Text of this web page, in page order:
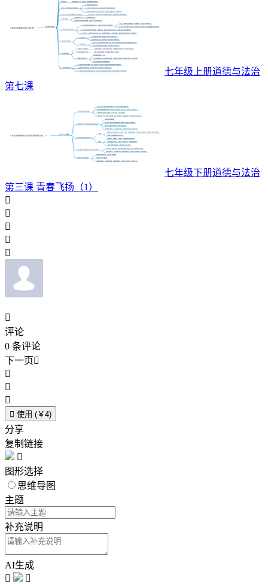
七年级上册道德与法治
第七课
七年级下册道德与法治
第三课 青春飞扬（1）






评论
0 条评论
下一页



 使用 (￥4)
分享
复制链接

图形选择
思维导图
主题
补充说明
AI生成

